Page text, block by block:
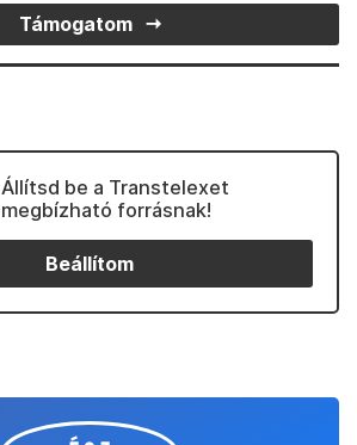
Támogatom
Állítsd be a Transtelexet
megbízható forrásnak!
Beállítom